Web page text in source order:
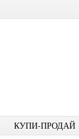
КУПИ-ПРОДАЙ